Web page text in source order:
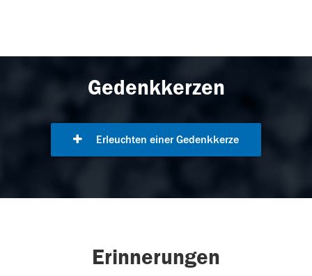
Gedenkkerzen
Erleuchten einer Gedenkkerze
Erinnerungen